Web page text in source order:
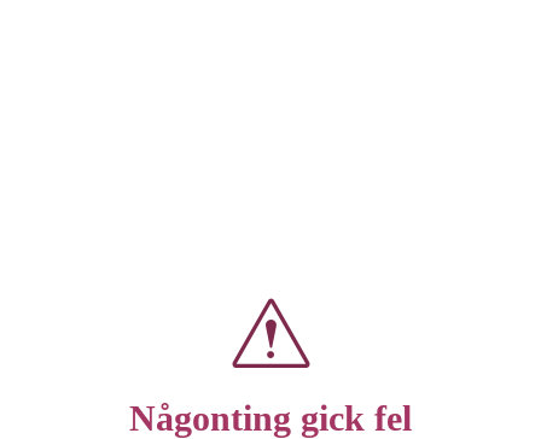
Någonting gick fel